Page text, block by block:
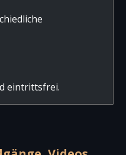
eintrittsfrei.